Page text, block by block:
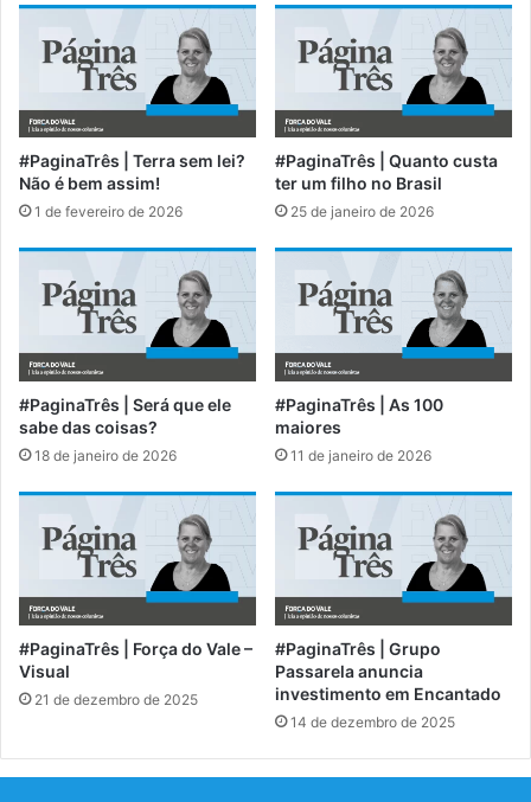
#PaginaTrês | Terra sem lei?
Não é bem assim!
1 de fevereiro de 2026
#PaginaTrês | Quanto custa
ter um filho no Brasil
25 de janeiro de 2026
#PaginaTrês | Será que ele
sabe das coisas?
18 de janeiro de 2026
#PaginaTrês | As 100
maiores
11 de janeiro de 2026
#PaginaTrês | Força do Vale –
Visual
21 de dezembro de 2025
#PaginaTrês | Grupo
Passarela anuncia
investimento em Encantado
14 de dezembro de 2025